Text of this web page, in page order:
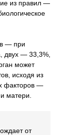
из правил —
— при
двух — 33,3%,
может
исходя из
факторов —
матери.
от